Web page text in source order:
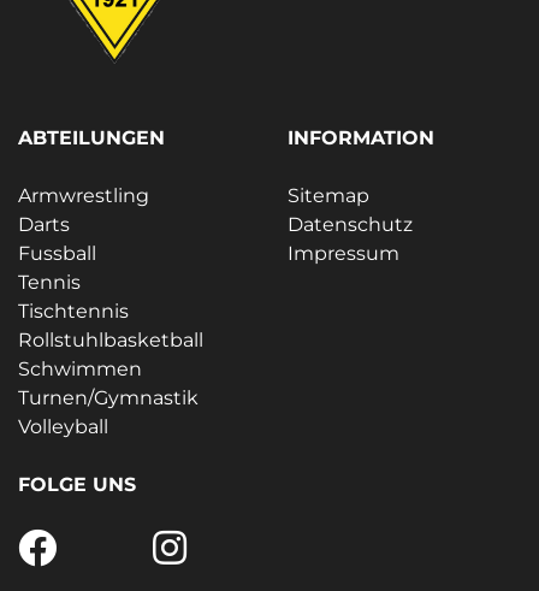
ABTEILUNGEN
Armwrestling
Darts
Fussball
Tennis
Tischtennis
Rollstuhlbasketball
Schwimmen
Turnen/Gymnastik
Volleyball
INFORMATION
Sitemap
Datenschutz
Impressum
FOLGE UNS